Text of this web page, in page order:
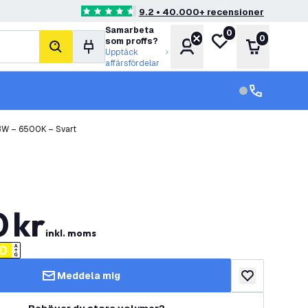
4.6 stjärnbetyg9.2 • 40.000+ recensioner
sök
Samarbeta
som proffs?
Upptäck
affärsfördelar
KontoMin önskelista
0
Varukorg
0
kundservice
kundservice
– 6500K – Svart
krinkl. moms
Meddela mig lägg till i